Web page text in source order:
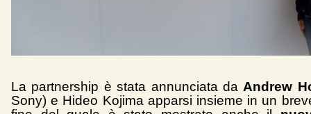
La partnership è stata annunciata daAndrew
Sony) e Hideo Kojima apparsi insieme in un